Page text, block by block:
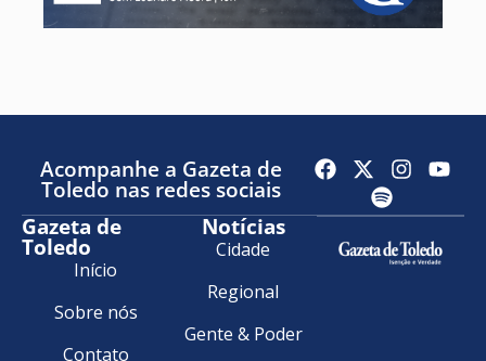
Acompanhe a Gazeta de
Toledo nas redes sociais
Gazeta de
Toledo
Início
Sobre nós
Contato
Notícias
Cidade
Regional
Gente & Poder